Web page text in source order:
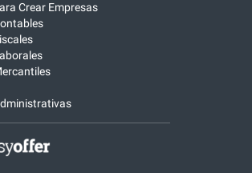
Crear Empresas